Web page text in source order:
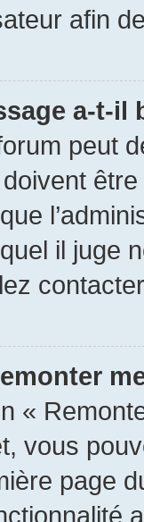
afin
a-t-il
peut
il juge
«
vous
page